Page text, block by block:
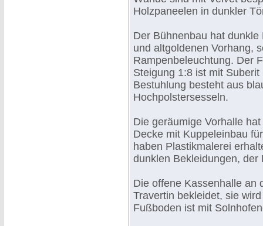
Holzpaneelen in dunkler
Der Bühnenbau hat dunkle
und altgoldenen Vorhang,
Rampenbeleuchtung. Der
Steigung 1:8 ist mit Suberit
Bestuhlung besteht aus
Hochpolstersesseln.
Die geräumige Vorhalle
Decke mit Kuppeleinbau
haben Plastikmalerei
dunklen Bekleidungen,
Die offene Kassenhalle an
Travertin bekleidet, sie
Fußboden ist mit